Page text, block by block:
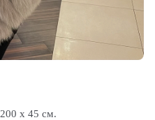
200 х 45 см.